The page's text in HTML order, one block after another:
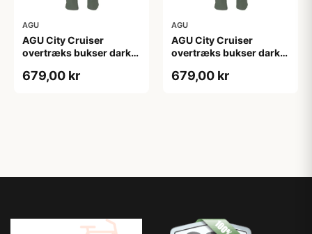
AGU
AGU City Cruiser
overtræks bukser dark
679,00 kr
AGU
AGU City Cruiser
overtræks bukser dark
679,00 kr